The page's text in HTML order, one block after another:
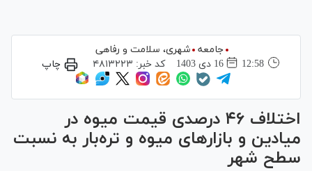
جامعه
شهری،‌ سلامت و رفاهی
12:58
16 دی 1403 کد خبر: ۴۸۱۳۲۲۳ چاپ
اختلاف ۴۶ درصدی قیمت میوه در
میادین و بازار‌های میوه و تره‌بار به نسبت
سطح شهر